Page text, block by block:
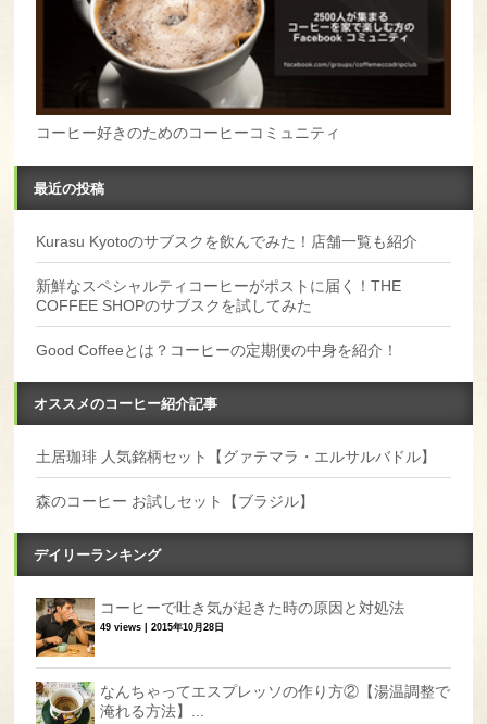
コーヒー好きのためのコーヒーコミュニティ
最近の投稿
Kurasu Kyotoのサブスクを飲んでみた！店舗一覧も紹介
新鮮なスペシャルティコーヒーがポストに届く！THE
COFFEE SHOPのサブスクを試してみた
Good Coffeeとは？コーヒーの定期便の中身を紹介！
オススメのコーヒー紹介記事
土居珈琲 人気銘柄セット【グァテマラ・エルサルバドル】
森のコーヒー お試しセット【ブラジル】
デイリーランキング
コーヒーで吐き気が起きた時の原因と対処法
49 views |2015年10月28日
なんちゃってエスプレッソの作り方②【湯温調整で
淹れる方法】...